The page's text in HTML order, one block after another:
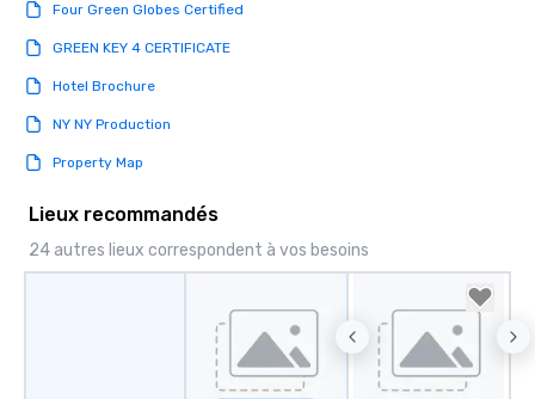
everyone is treated
immediate seating
What’s more, your
a special warm
from the restaurant
Four Green Globes Certified
GREEN KEY 4 CERTIFICATE
Hotel Brochure
NY NY Production
Property Map
Lieux recommandés
24 autres lieux correspondent à vos besoins